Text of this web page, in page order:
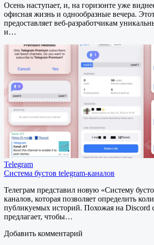
Осень наступает, и, на горизонте уже
офисная жизнь и однообразные вечера.
предоставляет веб-разработчикам
и…
Telegram
Система бустов telegram-каналов
Телеграм представил новую «Cистему
каналов, которая позволяет определить
публикуемых историй. Похожая на Discord
предлагает, чтобы…
Добавить комментарий